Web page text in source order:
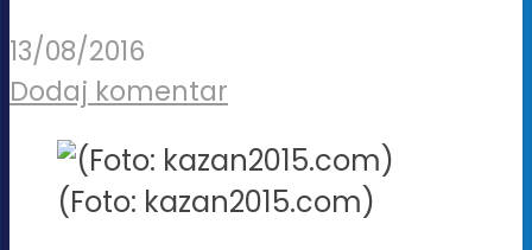
13/08/2016
Dodaj komentar
(Foto: kazan2015.com)